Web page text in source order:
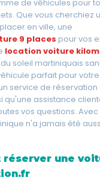
de véhicules pour
Que vous cherchiez
en ville, une
9 places pour vos
location voiture
soleil martiniquais
parfait pour
service de
qu'une assistance
vos questions.
n'a jamais été
réserver une